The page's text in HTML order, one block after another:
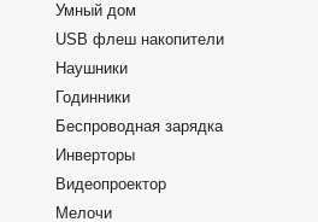
Умный дом
USB флеш накопители
Наушники
Годинники
Беспроводная зарядка
Инверторы
Видеопроектор
Мелочи